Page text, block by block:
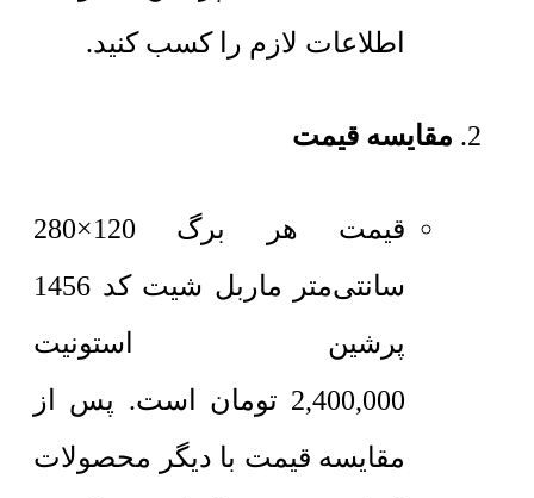
اطلاعات لازم را کسب کنید.
مقایسه قیمت
قیمت هر برگ 120×280
سانتی‌متر
ماربل شیت کد 1456
پرشین استونیت
2,400,000 تومان است. پس از
مقایسه قیمت با دیگر محصولات